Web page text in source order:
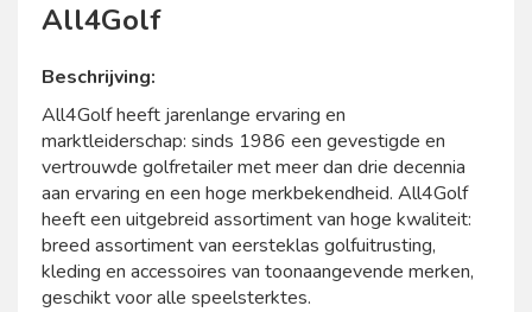
All4Golf
Beschrijving:
All4Golf heeft jarenlange ervaring en
marktleiderschap: sinds 1986 een gevestigde en
vertrouwde golfretailer met meer dan drie decennia
aan ervaring en een hoge merkbekendheid. All4Golf
heeft een uitgebreid assortiment van hoge kwaliteit:
breed assortiment van eersteklas golfuitrusting,
kleding en accessoires van toonaangevende merken,
geschikt voor alle speelsterktes.